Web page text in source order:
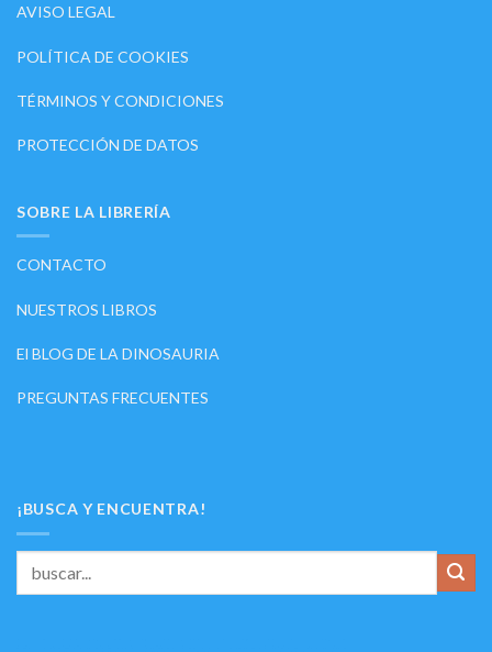
AVISO LEGAL
POLÍTICA DE COOKIES
TÉRMINOS Y CONDICIONES
PROTECCIÓN DE DATOS
SOBRE LA LIBRERÍA
CONTACTO
NUESTROS LIBROS
El BLOG DE LA DINOSAURIA
PREGUNTAS FRECUENTES
¡BUSCA Y ENCUENTRA!